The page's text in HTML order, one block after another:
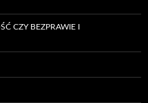
CZY BEZPRAWIE I